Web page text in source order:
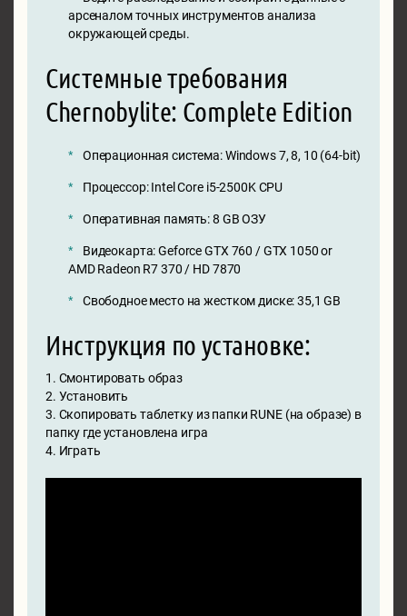
арсеналом точных инструментов анализа
окружающей среды.
Системные требования
Chernobylite: Complete Edition
Операционная система: Windows 7, 8, 10 (64-bit)
Процессор: Intel Core i5-2500K CPU
Оперативная память: 8 GB ОЗУ
Видеокарта: Geforce GTX 760 / GTX 1050 or
AMD Radeon R7 370 / HD 7870
Свободное место на жестком диске: 35,1 GB
Инструкция по установке:
1. Смонтировать образ
2. Установить
3. Скопировать таблетку из папки RUNE (на образе) в
папку где установлена игра
4. Играть